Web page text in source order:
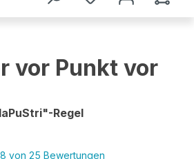
vor Punkt vor
Regel
von 25 Bewertungen